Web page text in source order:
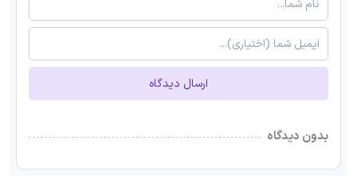
ارسال دیدگاه
بدون دیدگاه